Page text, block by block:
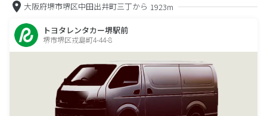
大阪府堺市堺区中田出井町三丁から 1923m
トヨタレンタカー堺駅前
堺市堺区戎島町4-44-8